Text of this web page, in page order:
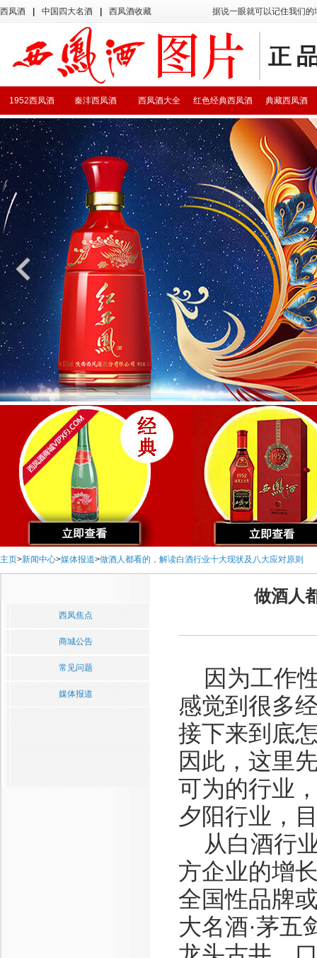
西凤酒 中国四大名酒 西凤酒收藏 据说一眼就可以记住我们
典藏西凤酒
红色经典西凤酒
西凤酒大全
秦沣西凤酒
1952西凤酒
主页>新闻中心>媒体报道>做酒人都看的，解读白酒行业十大现状及八大应对原则
西凤焦点
商城公告
常见问题
媒体报道
做酒人
因为工作
感觉到很多
接下来到底
因此，这里
可为的行业
夕阳行业，
从白酒行
方企业的增
全国性品牌
大名酒·茅五